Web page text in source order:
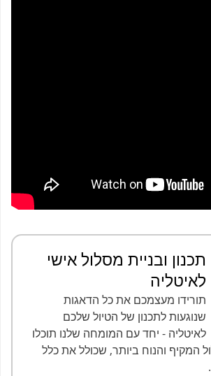
תכנון ובניית מסלול אישי
לאיטליה
תורידו מעצמכם את כל הדאגות
שנוגעות לתכנון של הטיול שלכם
לאיטליה - יחד עם המומחה שלנו תוכלו
המקיף והנוח ביותר, שכולל את כלל